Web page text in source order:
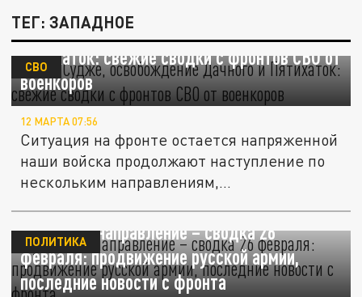
ТЕГ: ЗАПАДНОЕ
Бои в Судже, освобождение Дачного и
Пятихаток: свежие сводки с фронтов СВО от
военкоров
СВО
12 МАРТА 07:56
Ситуация на фронте остается напряженной
наши войска продолжают наступление по
нескольким направлениям,...
Купянское направление – сводка 26
февраля: продвижение русской армии,
последние новости с фронта
ПОЛИТИКА